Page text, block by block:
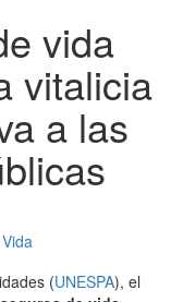
vida
vitalicia
a las
(UNESPA), el